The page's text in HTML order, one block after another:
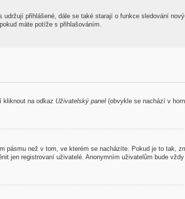
přihlášené, dále se také starají o funkce sledování
máte potíže s přihlašováním.
kliknout na odkaz Uživatelský panel (obvykle se nachází v
pásmu než v tom, ve kterém se nacházíte. Pokud je to tak,
jen registrovaní uživatelé. Anonymním uživatelům bude vždy